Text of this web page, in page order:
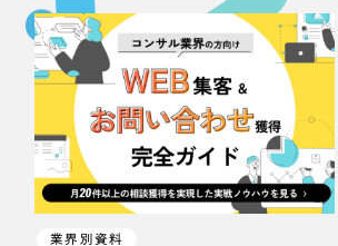
業界別資料